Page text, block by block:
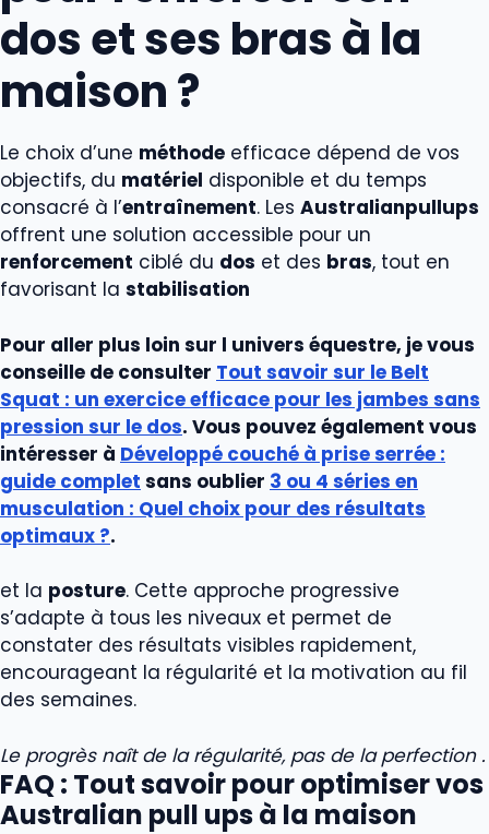
dos et ses bras à la
maison ?
Le choix d’une méthode efficace dépend de vos
objectifs, du matériel disponible et du temps
consacré à l’entraînement. Les Australianpullups
offrent une solution accessible pour un
renforcement ciblé du dos et des bras, tout en
favorisant la stabilisation
Pour aller plus loin sur l univers équestre, je vous
conseille de consulter Tout savoir sur le Belt
Squat : un exercice efficace pour les jambes sans
pression sur le dos. Vous pouvez également vous
intéresser à Développé couché à prise serrée :
guide complet sans oublier 3 ou 4 séries en
musculation : Quel choix pour des résultats
optimaux ?.
et la posture. Cette approche progressive
s’adapte à tous les niveaux et permet de
constater des résultats visibles rapidement,
encourageant la régularité et la motivation au fil
des semaines.
Le progrès naît de la régularité, pas de la perfection .
FAQ : Tout savoir pour optimiser vos
Australian pull ups à la maison